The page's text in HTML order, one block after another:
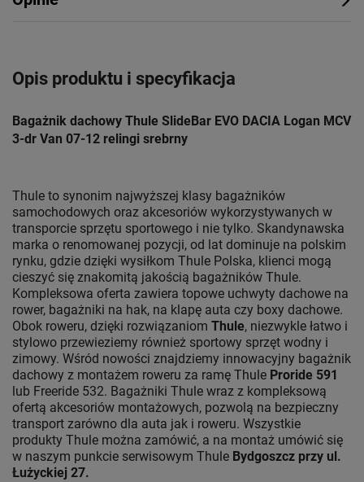
Opis produktu i specyfikacja
Bagażnik dachowy Thule SlideBar EVO DACIA Logan MCV
3-dr Van 07-12 relingi srebrny
Thule to synonim najwyższej klasy bagażników
samochodowych oraz akcesoriów wykorzystywanych w
transporcie sprzętu sportowego i nie tylko. Skandynawska
marka o renomowanej pozycji, od lat dominuje na polskim
rynku, gdzie dzięki wysiłkom Thule Polska, klienci mogą
cieszyć się znakomitą jakością bagażników Thule.
Kompleksowa oferta zawiera topowe uchwyty dachowe na
rower, bagażniki na hak, na klapę auta czy boxy dachowe.
Obok roweru, dzięki rozwiązaniom Thule, niezwykle łatwo i
stylowo przewieziemy również sportowy sprzęt wodny i
zimowy. Wśród nowości znajdziemy innowacyjny bagażnik
dachowy z montażem roweru za ramę Thule Proride 591
lub Freeride 532. Bagażniki Thule wraz z kompleksową
ofertą akcesoriów montażowych, pozwolą na bezpieczny
transport zarówno dla auta jak i roweru. Wszystkie
produkty Thule można zamówić, a na montaż umówić się
w naszym punkcie serwisowym Thule Bydgoszcz przy ul.
Łużyckiej 27.